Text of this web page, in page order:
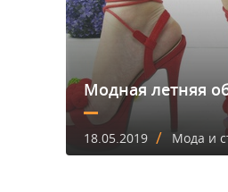
Модная летняя
18.05.2019 / Мода и